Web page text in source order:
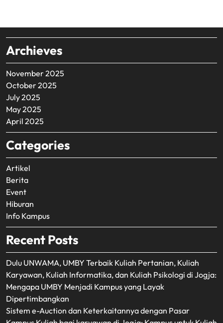
Archieves
November 2025
October 2025
July 2025
May 2025
April 2025
Categories
Artikel
Berita
Event
Hiburan
Info Kampus
Recent Posts
Dulu UNWAMA, UMBY Terbaik Kuliah Pertanian, Kuliah
Karyawan, Kuliah Informatika, dan Kuliah Psikologi di Jogja:
Mengapa UMBY Menjadi Kampus yang Layak
Dipertimbangkan
Sistem e-Auction dan Keterkaitannya dengan Pasar